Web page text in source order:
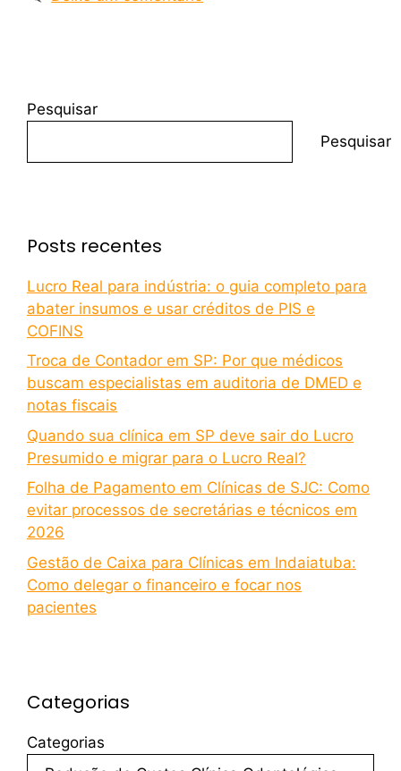
Pesquisar
Pesquisar
Posts recentes
Lucro Real para indústria: o guia completo para
abater insumos e usar créditos de PIS e
COFINS
Troca de Contador em SP: Por que médicos
buscam especialistas em auditoria de DMED e
notas fiscais
Quando sua clínica em SP deve sair do Lucro
Presumido e migrar para o Lucro Real?
Folha de Pagamento em Clínicas de SJC: Como
evitar processos de secretárias e técnicos em
2026
Gestão de Caixa para Clínicas em Indaiatuba:
Como delegar o financeiro e focar nos
pacientes
Categorias
Categorias